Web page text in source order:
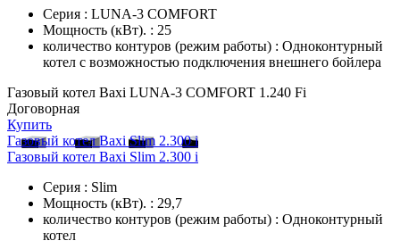
Серия : LUNA-3 COMFORT
Мощность (кВт). : 25
количество контуров (режим работы) : Одноконтурный
котел с возможностью подключения внешнего бойлера
Газовый котел Baxi LUNA-3 COMFORT 1.240 Fi
Договорная
Купить
Газовый котел Baxi Slim 2.300 i
Газовый котел Baxi Slim 2.300 i
Серия : Slim
Мощность (кВт). : 29,7
количество контуров (режим работы) : Одноконтурный
котел